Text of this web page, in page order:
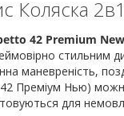
Коляска
42 Premium New
маневреність,
Преміум Нью)
для